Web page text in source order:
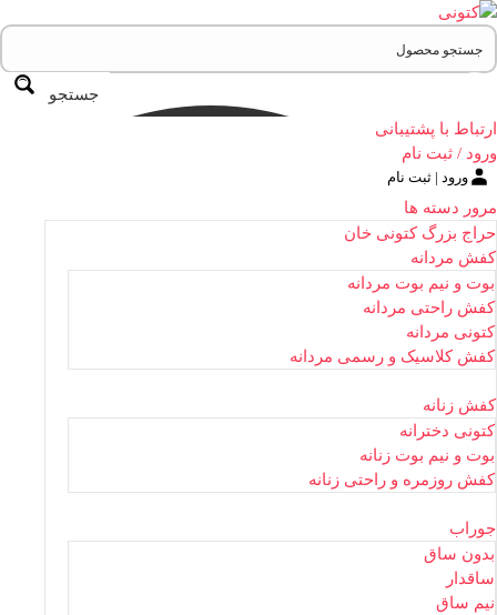
جستجو
ارتباط با پشتیبانی
ورود / ثبت نام
ورود | ثبت نام
مرور دسته ها
حراج بزرگ کتونی خان
کفش مردانه
بوت و نیم بوت مردانه
کفش راحتی مردانه
کتونی مردانه
کفش کلاسیک و رسمی مردانه
کفش زنانه
کتونی دخترانه
بوت و نیم بوت زنانه
کفش روزمره و راحتی زنانه
جوراب
بدون ساق
ساقدار
نیم ساق